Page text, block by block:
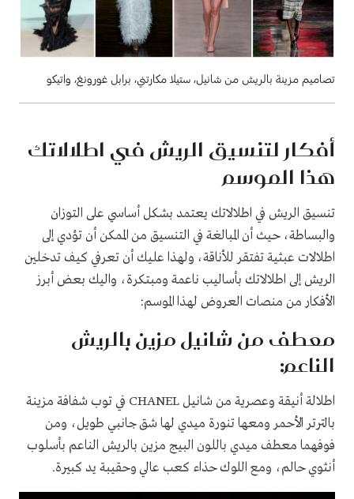
تصاميم مزينة بالريش من شانيل، ستيلا مكارتني، برابل غورونغ، واتيكو
أفكار لتنسيق الريش في اطلالاتك
هذا الموسم
تنسيق الريش في اطلالاتك يعتمد بشكل أساسي على التوزان
والبساطة، حيث أن المبالغة في التنسيق من الممكن أن تؤدي إلى
اطلالات عبثية تفتقر للأناقة، ولهذا عليك أن تعرفي كيف تدخلين
الريش إلى اطلالاتك بأساليب ناعمة ومبتكرة، واليك بعض أبرز
الأفكار من منصات العروض لهذا الموسم:
معطف من شانيل مزين بالريش
الناعم:
اطلالة أنيقة وعصرية من شانيل CHANEL في توب شفافة مزينة
بالترتر الأحمر ومعها تنورة ميدي لها شق جانبي طويل، ومن
فوفهما معطف ميدي باللون البيج مزين بالريش الناعم بأسلوب
أنثوي حالم، ومع اللوك حذاء كعب عالي وحقيبة يد كبيرة.